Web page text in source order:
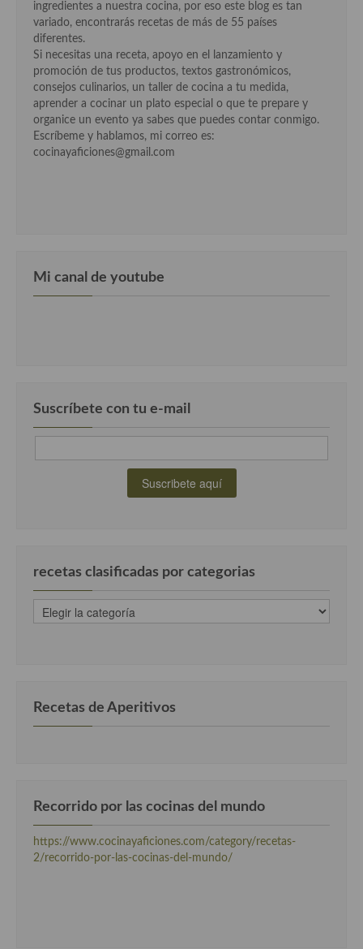
Cocina Canaria
Cocina Castellana
Cocina Castilla – La Mancha
Cocina Catalana
Cocina Extremeña
Cocina Navarra
Cocina Europea
Cocina Bulgara
Cocina de Ucrania
Cocina Griega
Cocina Hungara
ingredientes a nuestra cocina, por eso este blog es tan
variado, encontrarás recetas de más de 55 países
diferentes.
Si necesitas una receta, apoyo en el lanzamiento y
promoción de tus productos, textos gastronómicos,
consejos culinarios, un taller de cocina a tu medida,
aprender a cocinar un plato especial o que te prepare y
organice un evento ya sabes que puedes contar conmigo.
Escríbeme y hablamos, mi correo es:
cocinayaficiones@gmail.com
Mi canal de youtube
Suscríbete con tu e-mail
recetas clasificadas por categorias
recetas
clasificadas
Recetas de Aperitivos
Recorrido por las cocinas del mundo
https://www.cocinayaficiones.com/category/recetas-
2/recorrido-por-las-cocinas-del-mundo/